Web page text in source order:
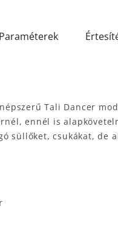
Paraméterek
Tali Dancer
ennél is
süllőket, csukákat, de